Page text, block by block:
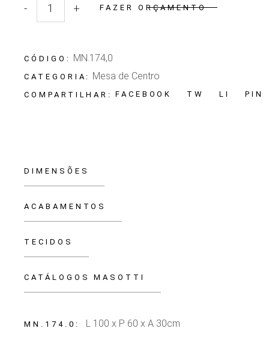
Quantidade Mesa de Centro Masotti
- + FAZER ORÇAMENTO
CÓDIGO: MN.174,0
CATEGORIA: Mesa de Centro
COMPARTILHAR: FACEBOOK TW LI PIN
DIMENSÕES
ACABAMENTOS
TECIDOS
CATÁLOGOS MASOTTI
MN.174.0 L 100 x P 60 x A 30cm